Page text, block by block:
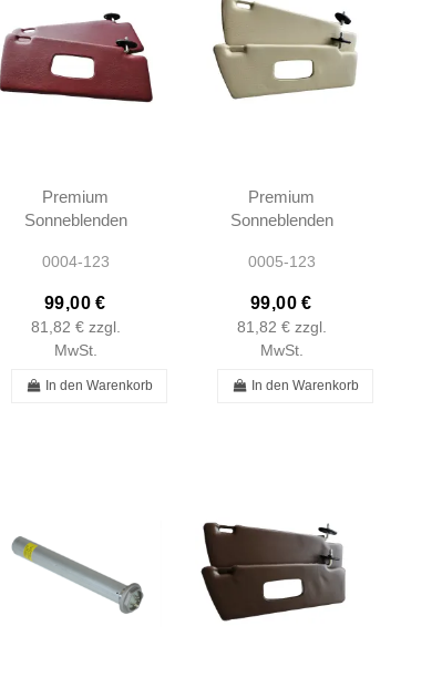
Premium
Sonneblenden
1238103710 -
0004-123
99,00 €
81,82 € zzgl.
MwSt.
In den Warenkorb
Premium
Sonneblenden
1238103710 -
0005-123
99,00 €
81,82 € zzgl.
MwSt.
In den Warenkorb